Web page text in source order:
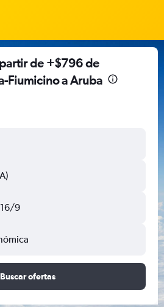
de +$796 de
Fiumicino a Aruba
9
Buscar ofertas